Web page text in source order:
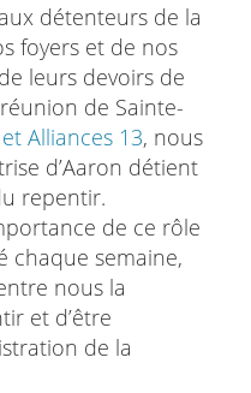
détenteurs de la
foyers et de nos
leurs devoirs de
de Sainte-
Alliances 13, nous
d’Aaron détient
repentir.
de ce rôle
chaque semaine,
nous la
et d’être
de la